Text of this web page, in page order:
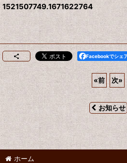
1521507749.1671622764
Facebookでシェ
«前 次»
お知らせ
ホーム